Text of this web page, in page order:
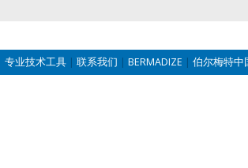
专业技术工具 联系我们 BERMADIZE 伯尔梅特中